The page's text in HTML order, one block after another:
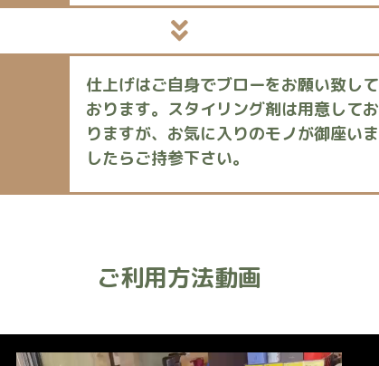
仕上げはご自身でブローをお願い致して
おります。スタイリング剤は用意してお
りますが、お気に入りのモノが御座いま
したらご持参下さい。
ご利用方法動画